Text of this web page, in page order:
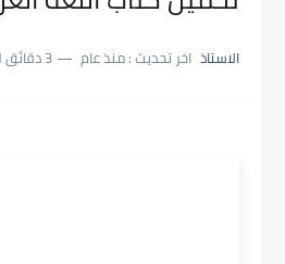
الاستاذ اخر تحديث :منذ عام 3 دقائق للقراءة